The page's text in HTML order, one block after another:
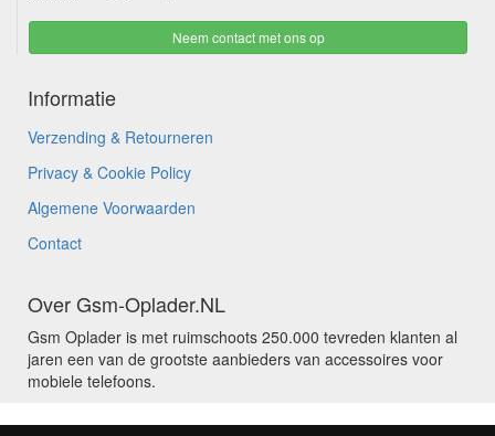
Neem contact met ons op
Informatie
Verzending & Retourneren
Privacy & Cookie Policy
Algemene Voorwaarden
Contact
Over Gsm-Oplader.NL
Gsm Oplader is met ruimschoots 250.000 tevreden klanten al
jaren een van de grootste aanbieders van accessoires voor
mobiele telefoons.